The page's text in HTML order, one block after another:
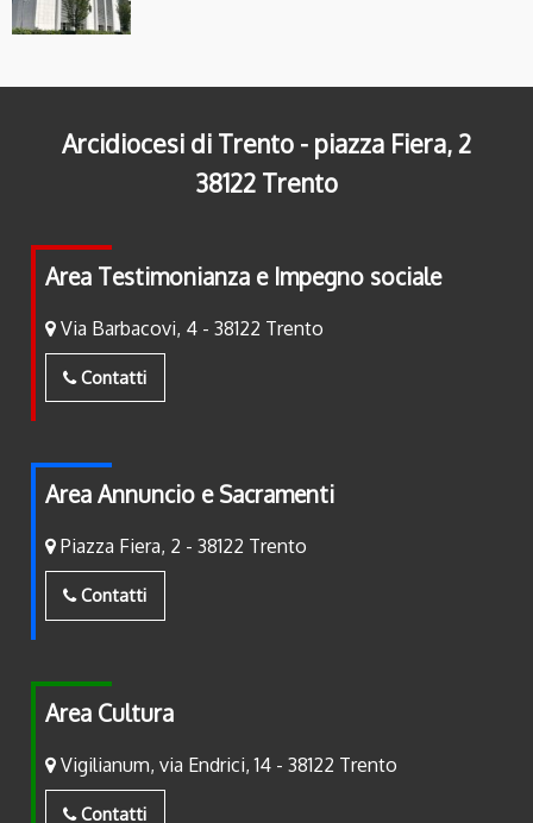
Arcidiocesi di Trento - piazza Fiera, 2
38122 Trento
Area Testimonianza e Impegno sociale
Via Barbacovi, 4 - 38122 Trento
Contatti
Area Annuncio e Sacramenti
Piazza Fiera, 2 - 38122 Trento
Contatti
Area Cultura
Vigilianum, via Endrici, 14 - 38122 Trento
Contatti